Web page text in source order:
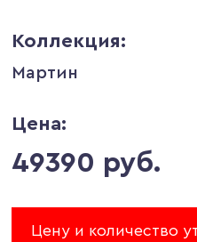
Коллекция:
Мартин
Цена:
49390 руб.
Цену и количество